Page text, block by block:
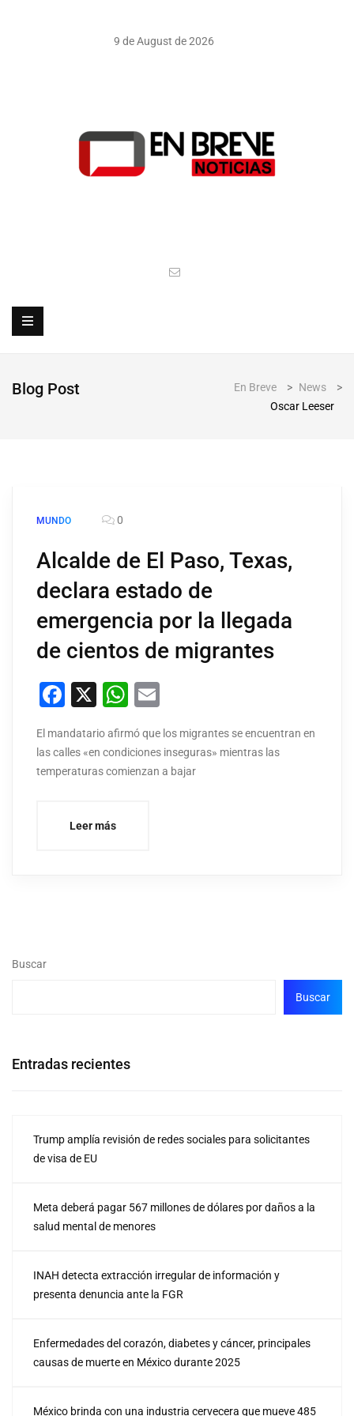
9 de August de 2026
Blog Post En Breve > News
>
Oscar Leeser
MUNDO 0
Alcalde de El Paso, Texas,
declara estado de
emergencia por la llegada
de cientos de migrantes
Facebook
X WhatsApp
El mandatario afirmó que los migrantes se encuentran en
las calles «en condiciones inseguras» mientras las
temperaturas comienzan a bajar
Leer más
Buscar
Buscar
Entradas recientes
Trump amplía revisión de redes sociales para solicitantes
de visa de EU
Meta deberá pagar 567 millones de dólares por daños a la
salud mental de menores
INAH detecta extracción irregular de información y
presenta denuncia ante la FGR
Enfermedades del corazón, diabetes y cáncer, principales
causas de muerte en México durante 2025
México brinda con una industria cervecera que mueve 485